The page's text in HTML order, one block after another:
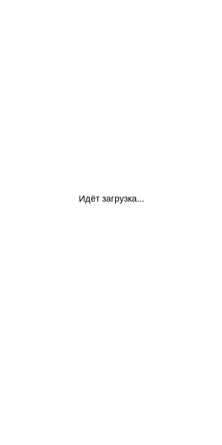
Идёт загрузка...